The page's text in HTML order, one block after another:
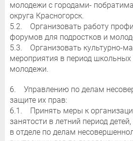
молодежи с городами-
округа Красногорск.
5.2. Организовать работу
форумов для подростков и
5.3. Организовать культурно-
мероприятия в период школьных
молодежи.
6. Управлению по делам
защите их прав:
6.1. Принять меры к
занятости в летний период
в отделе по делам